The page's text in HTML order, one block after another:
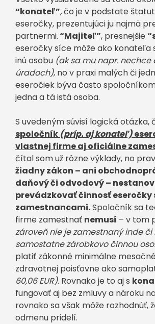
“konateľ”,čo je v podstate
eseročky, prezentujúci ju najmä
partnermi.“Majiteľ”, presnejšie
eseročky síce môže ako konateľa
inú osobu (ak sa mu napr. nechce
úradoch), no v praxi malých či
eseročiek býva často
jedna a tá istá osoba.
S uvedeným súvisí logická otázka,
spoločník (príp. aj konateľ)
vlastnej firme aj oficiálne
čítal som už rôzne výklady, no
žiadny zákon – ani
daňový či odvodový –
prevádzkovať činnosť
zamestnancami.Spoločník sa
firme zamestnať nemusí – v tom
zároveň nie je zamestnaný inde či
samostatne zárobkovo činnou
platiť zákonné minimálne
zdravotnej poisťovne ako
60,06 EUR). Rovnako je to aj s
fungovať aj bez zmluvy a nároku
rovnako sa však môže rozhodnúť,
odmenu pridelí.